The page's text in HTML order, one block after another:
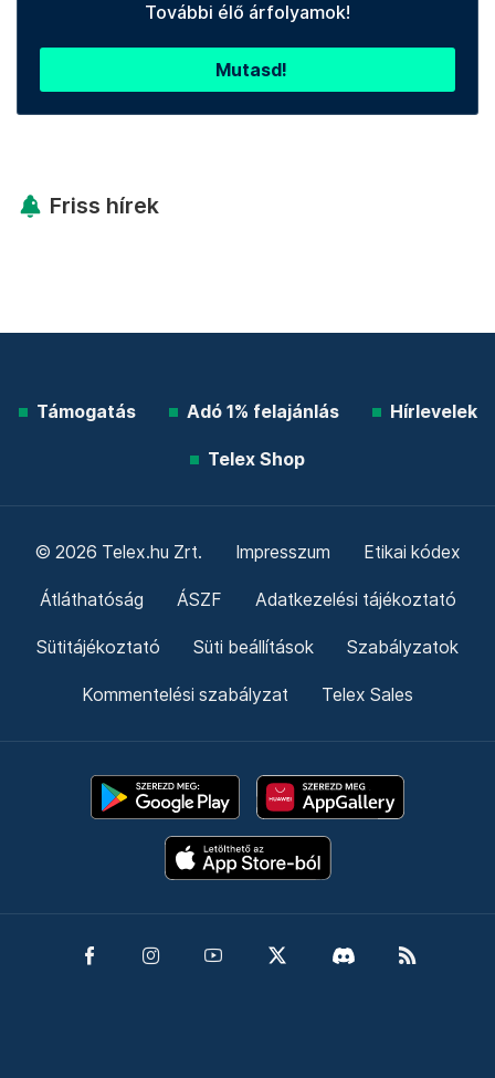
További élő árfolyamok!
Mutasd!
Friss hírek
Támogatás Adó 1% felajánlás Hírlevelek
Telex Shop
© 2026 Telex.hu Zrt. Impresszum Etikai kódex
Átláthatóság ÁSZF Adatkezelési tájékoztató
Sütitájékoztató Süti beállítások Szabályzatok
Kommentelési szabályzat Telex Sales